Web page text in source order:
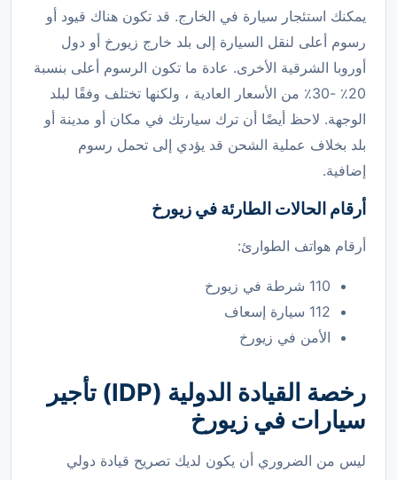
يمكنك استئجار سيارة في الخارج. قد تكون هناك قيود أو
رسوم أعلى لنقل السيارة إلى بلد خارج زيورخ أو دول
أوروبا الشرقية الأخرى. عادة ما تكون الرسوم أعلى بنسبة
20٪ -30٪ من الأسعار العادية ، ولكنها تختلف وفقًا لبلد
الوجهة. لاحظ أيضًا أن ترك سيارتك في مكان أو مدينة أو
بلد بخلاف عملية الشحن قد يؤدي إلى تحمل رسوم
إضافية.
أرقام الحالات الطارئة في زيورخ
أرقام هواتف الطوارئ:
110 شرطة في زيورخ
112 سيارة إسعاف
الأمن في زيورخ
رخصة القيادة الدولية (IDP) تأجير
سيارات في زيورخ
ليس من الضروري أن يكون لديك تصريح قيادة دولي